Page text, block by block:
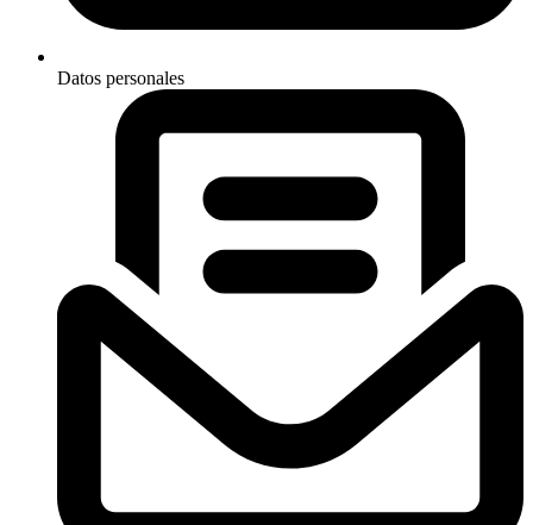
Datos personales